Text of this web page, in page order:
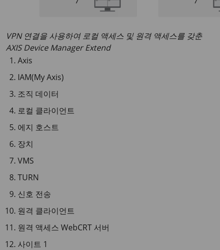
VPN 연결을 사용하여 로컬 액세스 및 원격 액세스를 갖춘
AXIS Device Manager Extend
Axis
IAM(My Axis)
조직 데이터
로컬 클라이언트
에지 호스트
장치
VMS
TURN
신호 전송
원격 클라이언트
원격 액세스 WebCRT 서버
사이트 1